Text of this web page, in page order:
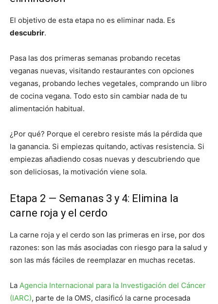
El objetivo de esta etapa no es eliminar nada. Es
descubrir.
Pasa las dos primeras semanas probando recetas
veganas nuevas, visitando restaurantes con opciones
veganas, probando leches vegetales, comprando un libro
de cocina vegana. Todo esto sin cambiar nada de tu
alimentación habitual.
¿Por qué? Porque el cerebro resiste más la pérdida que
la ganancia. Si empiezas quitando, activas resistencia. Si
empiezas añadiendo cosas nuevas y descubriendo que
son deliciosas, la motivación viene sola.
Etapa 2 — Semanas 3 y 4: Elimina la
carne roja y el cerdo
La carne roja y el cerdo son las primeras en irse, por dos
razones: son las más asociadas con riesgo para la salud y
son las más fáciles de reemplazar en muchas recetas.
La Agencia Internacional para la Investigación del Cáncer
(IARC), parte de la OMS, clasificó la carne procesada